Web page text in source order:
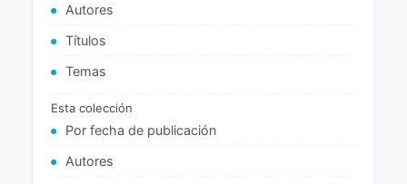
Autores
Títulos
Temas
Esta colección
Por fecha de publicación
Autores